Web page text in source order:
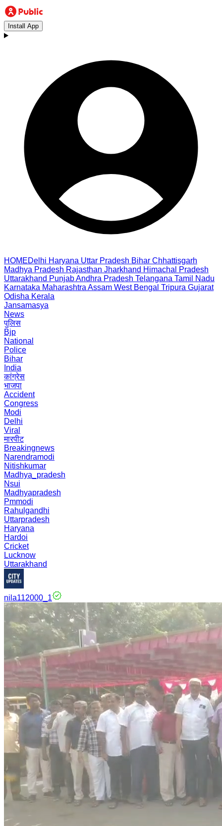
Install App
HOMEDelhi Haryana Uttar Pradesh Bihar Chhattisgarh
Madhya Pradesh Rajasthan Jharkhand Himachal Pradesh
Uttarakhand PunjabAndhra Pradesh Telangana Tamil Nadu
Karnataka Maharashtra Assam West Bengal Tripura Gujarat
Odisha Kerala
Jansamasya
News
पुलिस
Bjp
National
Police
Bihar
India
कांग्रेस
भाजपा
Accident
Congress
Modi
Delhi
Viral
मारपीट
Breakingnews
Narendramodi
Nitishkumar
Madhya_pradesh
Nsui
Madhyapradesh
Pmmodi
Rahulgandhi
Uttarpradesh
Haryana
Hardoi
Cricket
Lucknow
Uttarakhand
nila112000_1